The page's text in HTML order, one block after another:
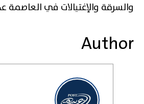
والسرقة والإغتيالات في العاصمة
Author